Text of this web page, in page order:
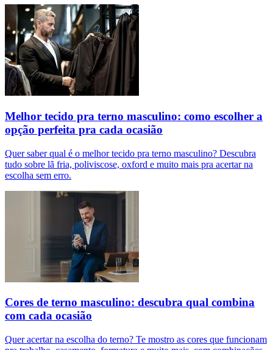
Melhor tecido pra terno masculino: como escolher a
opção perfeita pra cada ocasião
Quer saber qual é o melhor tecido pra terno masculino? Descubra
tudo sobre lã fria, poliviscose, oxford e muito mais pra acertar na
escolha sem erro.
Cores de terno masculino: descubra qual combina
com cada ocasião
Quer acertar na escolha do terno? Te mostro as cores que funcionam